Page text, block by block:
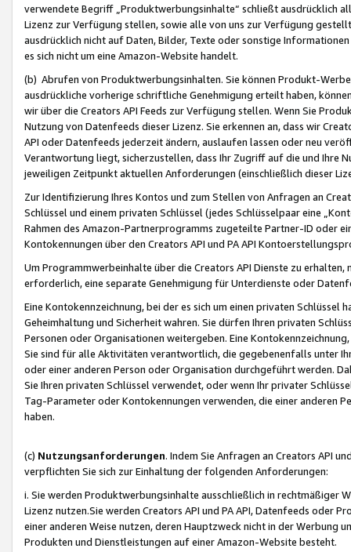
verwendete Begriff „Produktwerbungsinhalte“ schließt ausdrücklich
Lizenz zur Verfügung stellen, sowie alle von uns zur Verfügung
ausdrücklich nicht auf Daten, Bilder, Texte oder sonstige
es sich nicht um eine Amazon-Website handelt.
(b) Abrufen von Produktwerbungsinhalten. Sie können Produkt-
ausdrückliche vorherige schriftliche Genehmigung erteilt haben,
wir über die Creators API Feeds zur Verfügung stellen. Wenn Sie
Nutzung von Datenfeeds dieser Lizenz. Sie erkennen an, dass wir
API oder Datenfeeds jederzeit ändern, auslaufen lassen oder neu
Verantwortung liegt, sicherzustellen, dass Ihr Zugriff auf die und Ihre
jeweiligen Zeitpunkt aktuellen Anforderungen (einschließlich dieser
Zur Identifizierung Ihres Kontos und zum Stellen von Anfragen an
Schlüssel und einem privaten Schlüssel (jedes Schlüsselpaar eine
Rahmen des Amazon-Partnerprogramms zugeteilte Partner-ID oder
Kontokennungen über den Creators API und PA API
Um Programmwerbeinhalte über die Creators API Dienste zu
erforderlich, eine separate Genehmigung für Unterdienste oder
Eine Kontokennzeichnung, bei der es sich um einen privaten
Geheimhaltung und Sicherheit wahren. Sie dürfen Ihren privaten
Personen oder Organisationen weitergeben. Eine
Sie sind für alle Aktivitäten verantwortlich, die gegebenenfalls unter
oder einer anderen Person oder Organisation durchgeführt werden.
Sie Ihren privaten Schlüssel verwendet, oder wenn Ihr privater
Tag-Parameter oder Kontokennungen verwenden, die einer anderen
haben.
(c) Nutzungsanforderungen. Indem Sie Anfragen an Creators API
verpflichten Sie sich zur Einhaltung der folgenden Anforderungen:
i. Sie werden Produktwerbungsinhalte ausschließlich in rechtmäßiger
Lizenz nutzen.Sie werden Creators API und PA API, Datenfeeds oder
einer anderen Weise nutzen, deren Hauptzweck nicht in der Werbung
Produkten und Dienstleistungen auf einer Amazon-Website besteht.